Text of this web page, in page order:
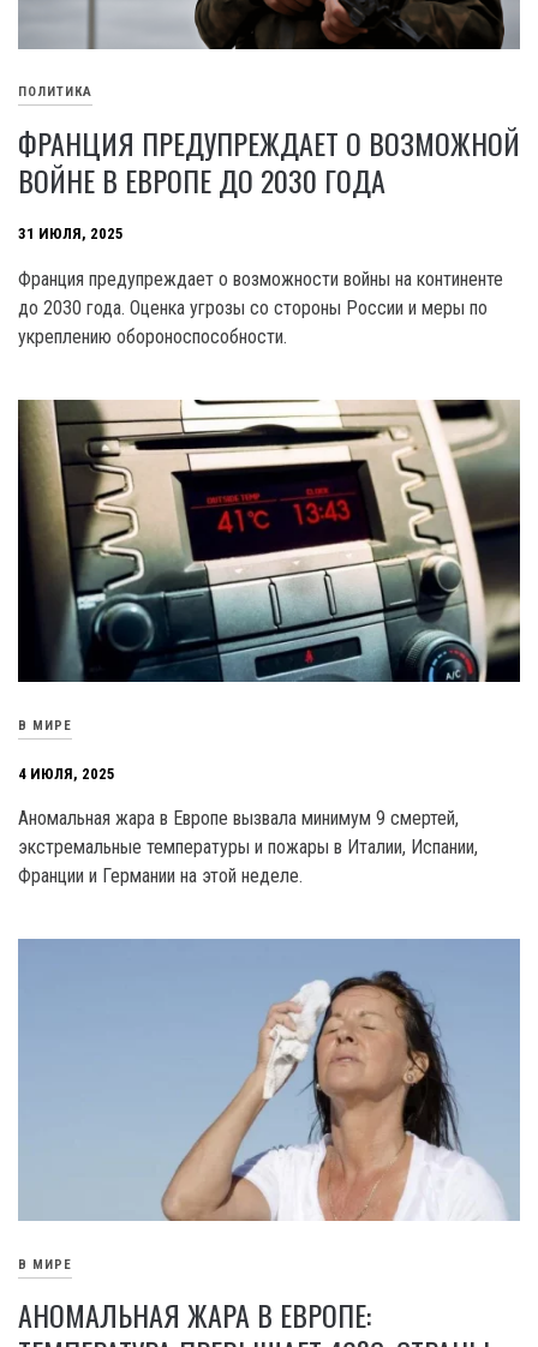
ПОЛИТИКА
ФРАНЦИЯ ПРЕДУПРЕЖДАЕТ О ВОЗМОЖНОЙ
ВОЙНЕ В ЕВРОПЕ ДО 2030 ГОДА
31 ИЮЛЯ, 2025
Франция предупреждает о возможности войны на континенте
до 2030 года. Оценка угрозы со стороны России и меры по
укреплению обороноспособности.
В МИРЕ
4 ИЮЛЯ, 2025
Аномальная жара в Европе вызвала минимум 9 смертей,
экстремальные температуры и пожары в Италии, Испании,
Франции и Германии на этой неделе.
В МИРЕ
АНОМАЛЬНАЯ ЖАРА В ЕВРОПЕ: